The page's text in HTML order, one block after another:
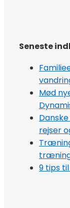
Seneste
Mød
rejser
9 tips